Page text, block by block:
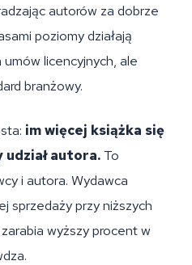
autorów za dobrze
poziomy działają
licencyjnych, ale
branżowy.
im więcej książka się
autora. To
i autora. Wydawca
sprzedaży przy niższych
wyższy procent w